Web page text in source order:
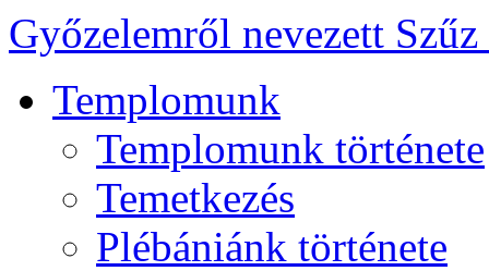
Győzelemről nevezett
Templomunk
Templomunk története
Temetkezés
Plébániánk története